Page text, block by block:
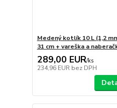
Medený kotlík 10 L (1,2
31 cm + vareška a
289,00 EUR/ks
234,96 EUR bez DPH